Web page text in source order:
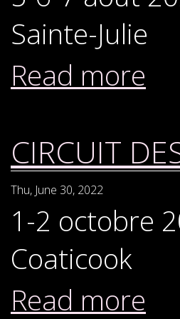
Sainte-Julie
Read more
CIRCUIT
Thu, June 30, 2022
1-2 octobre
Coaticook
Read more